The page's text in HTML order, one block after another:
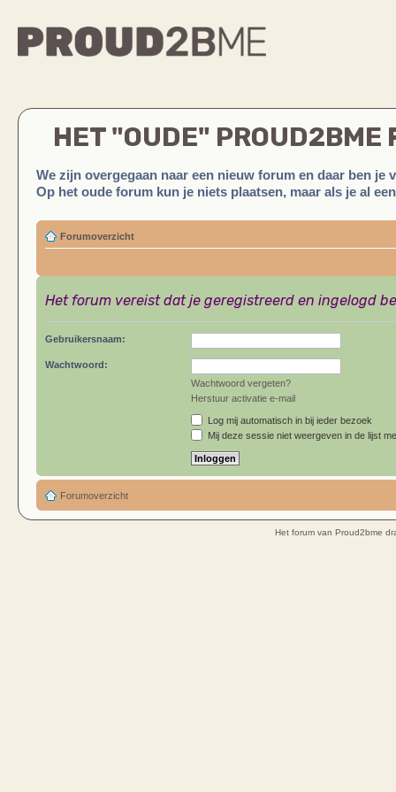
HET "OUDE" PROUD2BME
We zijn overgegaan naar een nieuw forum en daar ben je
Op het oude forum kun je niets plaatsen, maar als je al
Forumoverzicht
Het forum vereist dat je geregistreerd en ingelogd
Gebruikersnaam:
Wachtwoord:
Wachtwoord vergeten?
Herstuur activatie e-mail
Log mij automatisch in bij ieder bezoek
Mij deze sessie niet weergeven in de lijst
Forumoverzicht
Het forum van Proud2bme